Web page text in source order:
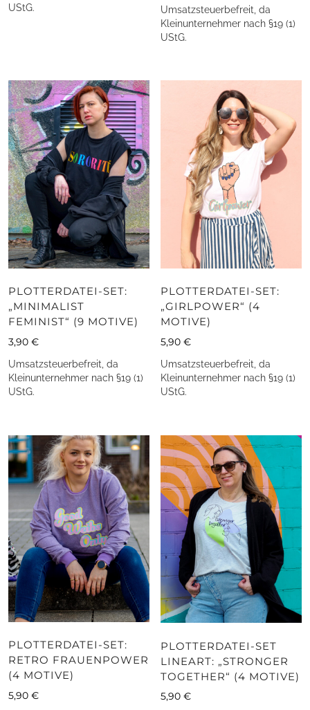
UStG.
Umsatzsteuerbefreit, da
Kleinunternehmer nach §19 (1)
UStG.
PLOTTERDATEI-SET:
„MINIMALIST
FEMINIST“ (9 MOTIVE)
3,90 €
Umsatzsteuerbefreit, da
Kleinunternehmer nach §19 (1)
UStG.
PLOTTERDATEI-SET:
„GIRLPOWER“ (4
MOTIVE)
5,90€
Umsatzsteuerbefreit, da
Kleinunternehmer nach §19 (1)
UStG.
PLOTTERDATEI-SET:
RETRO FRAUENPOWER
(4 MOTIVE)
5,90 €
PLOTTERDATEI-SET
LINEART: „STRONGER
TOGETHER“ (4 MOTIVE)
5,90€